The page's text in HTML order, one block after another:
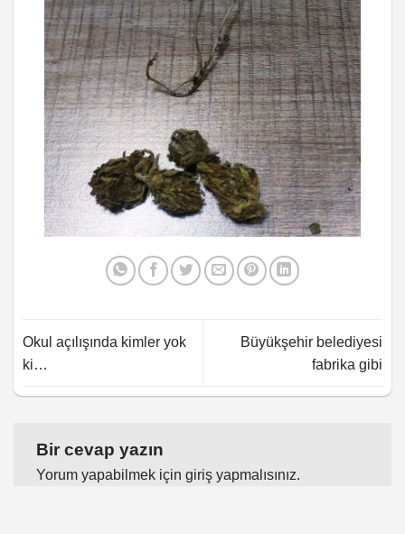
Okul açılışında kimler yok
ki…
Büyükşehir belediyesi
fabrika gibi
Bir cevap yazın
Yorum yapabilmek için giriş yapmalısınız.